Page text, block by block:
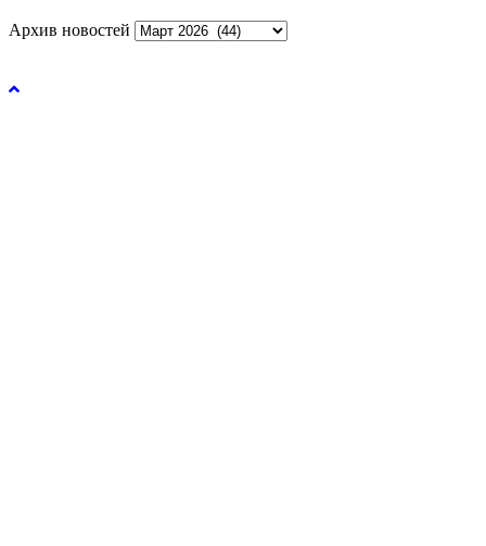
Архив новостей